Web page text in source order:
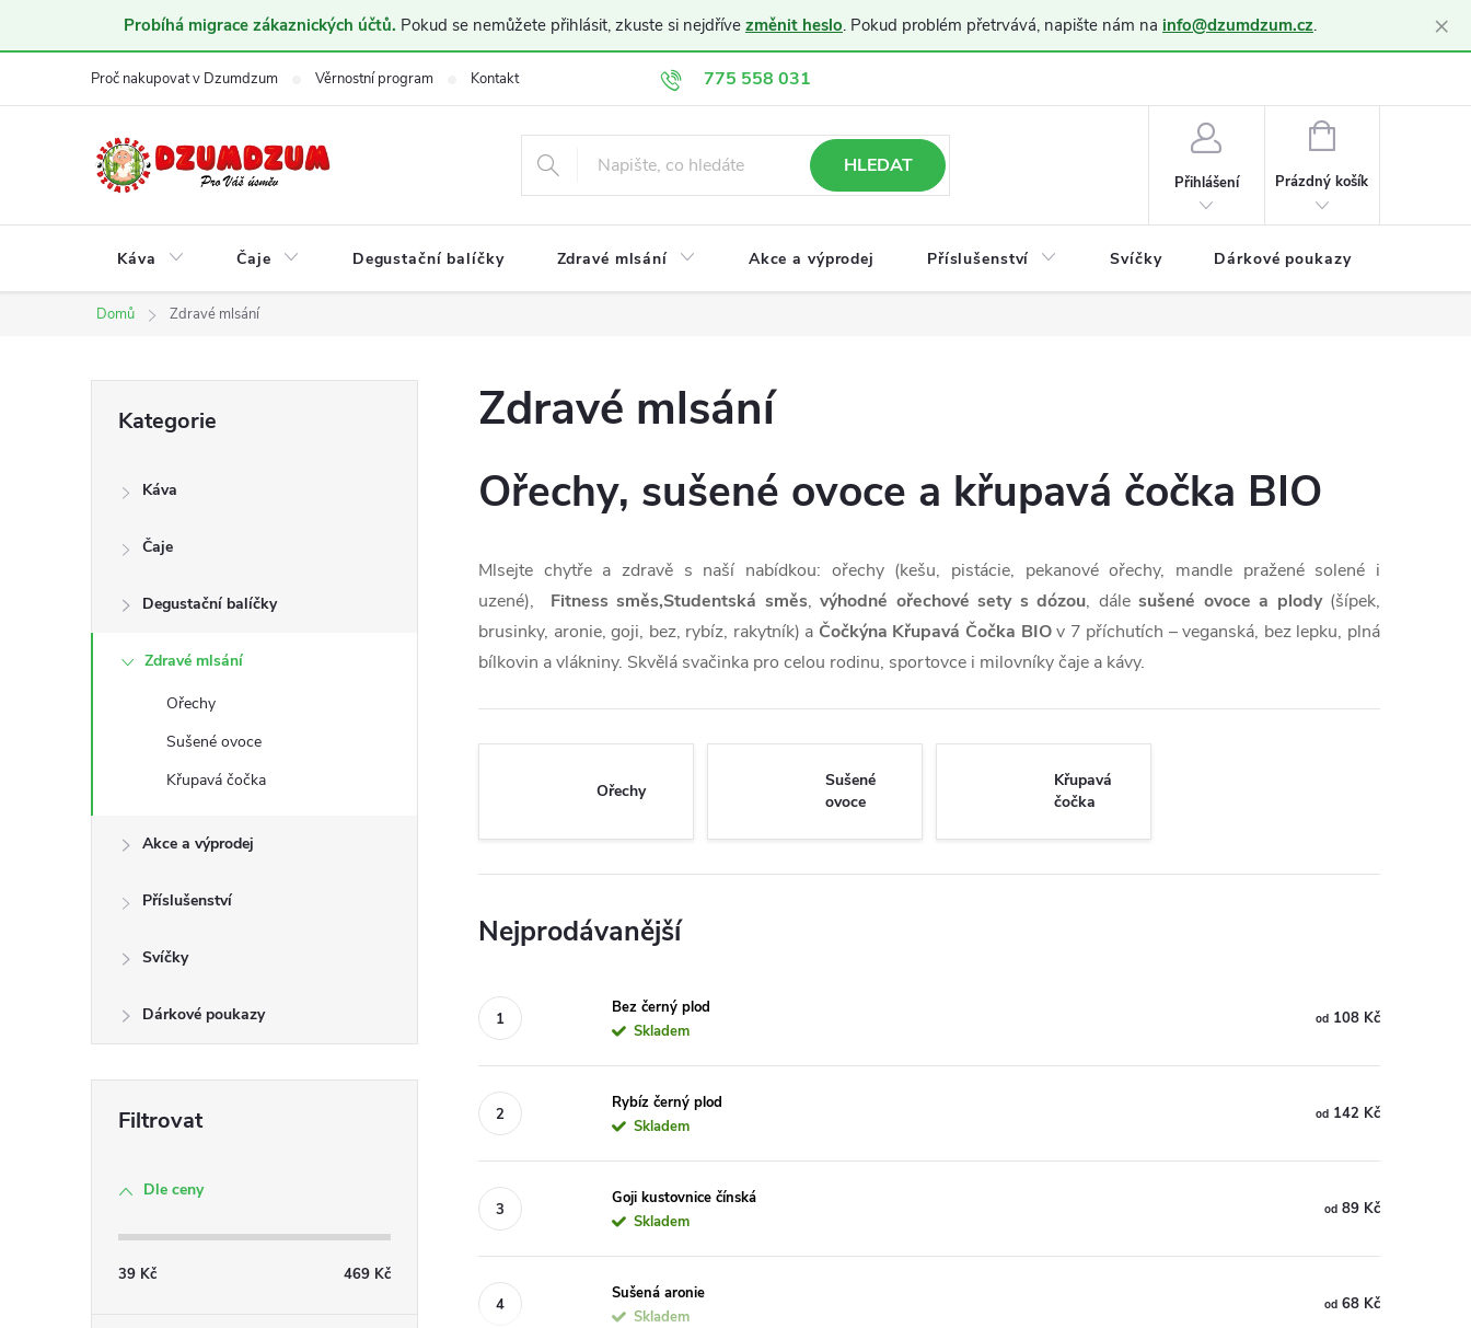
Probíhá migrace zákaznických účtů. Pokud se nemůžete přihlásit, zkuste si nejdříve změnit heslo. Pokud problém přetrvává, napište nám na info@dzumdzum.cz. ×
775 558 031
Proč nakupovat v Dzumdzum Věrnostní program Kontakt Doprava a platba Obchodní podmínky
HLEDAT
Přihlášení
NÁKUPNÍ
Prázdný košík
Káva Čaje Degustační balíčky Zdravé mlsání Akce a výprodej Příslušenství Svíčky Dárkové poukazy
Domů Zdravé mlsání
r
e
kategorie
Kategorie
Káva
Čaje
Degustační balíčky
Zdravé mlsání
Ořechy
Sušené ovoce
Křupavá čočka
Akce a výprodej
Příslušenství
Svíčky
Dárkové poukazy
Dle ceny
39 Kč 469 Kč
Zdravé mlsání
Ořechy, sušené ovoce a křupavá čočka BIO
Mlsejte chytře a zdravě s naší nabídkou: ořechy (kešu, pistácie, pekanové ořechy, mandle pražené solené i
uzené), Fitness směs,Studentská směs, výhodné ořechové sety s dózou, dálesušené ovoce a plody(šípek,
brusinky, aronie, goji, bez, rybíz, rakytník) a Čočkýna Křupavá Čočka BIOv 7 příchutích – veganská, bez lepku, plná
bílkovin a vlákniny. Skvělá svačinka pro celou rodinu, sportovce i milovníky čaje a kávy.
Ořechy
Sušené
ovoce
Křupavá
čočka
Nejprodávanější
Bez černý plod
Skladem
od 108 Kč
Rybíz černý plod
Skladem
od 142 Kč
Goji kustovnice čínská
Skladem
od 89 Kč
Sušená aronie
Skladem
od 68 Kč